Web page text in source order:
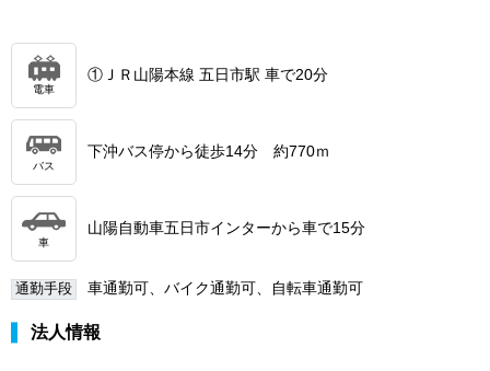
電車
①ＪＲ山陽本線 五日市駅 車で20分
バス
下沖バス停から徒歩14分 約770ｍ
車
山陽自動車五日市インターから車で15分
通勤手段 車通勤可、バイク通勤可、自転車通勤可
法人情報